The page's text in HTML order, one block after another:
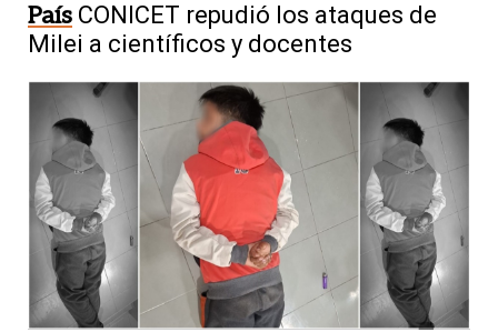
País CONICET repudió los ataques de
Milei a científicos y docentes